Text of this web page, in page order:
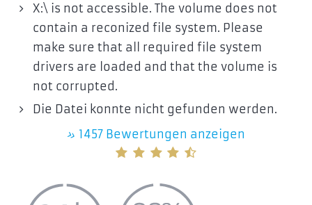
X:\ is not accessible. The volume does not
contain a reconized file system. Please
make sure that all required file system
drivers are loaded and that the volume is
not corrupted.
Die Datei konnte nicht gefunden werden.
» 1457 Bewertungen anzeigen